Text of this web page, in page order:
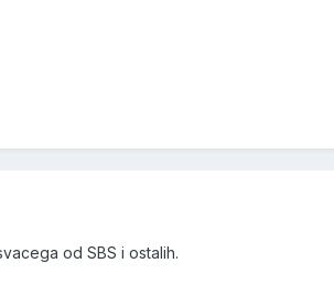
od SBS i ostalih.